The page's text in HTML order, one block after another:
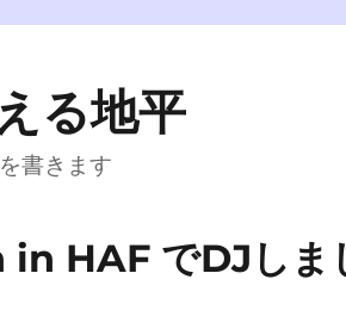
る地平
書きます
HAF でDJしま